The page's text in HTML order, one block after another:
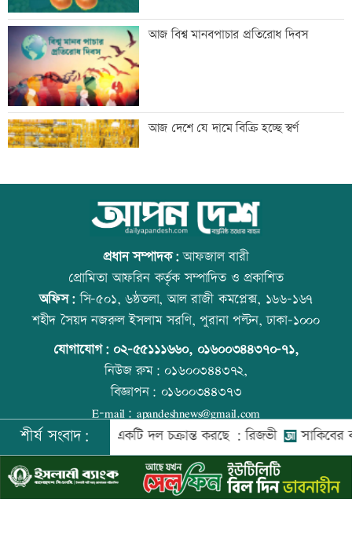
মেঘনার ভাঙনরোধে জিও ব্যাগ প্রকল্পে
অনিয়ম, এলাকাবাসীর মানববন্ধন
বাংলাদেশি পাঁচ হাজার কৃষি শ্রমিক নেবে
ওমান
স্বর্ণ খাতকে আনুষ্ঠানিক কাঠামোয় আনছে
সরকার, মতামত চাইল মন্ত্রণালয়
গবেষণা-দক্ষতা উন্নয়নে বাংলাদেশ-অস্ট্রেলিয়ার
নতুন উদ্যোগ
বিমানবন্দরে বাড়ছে নিরাপত্তা, বসছে অ্যান্টি-
ড্রোন সিস্টেম
প্রশিক্ষণার্থীদের সনদ দিলো কালীগঞ্জ
আজ বিশ্ব মানবপাচার প্রতিরোধ দিবস
আজ দেশে যে দামে বিক্রি হচ্ছে স্বর্ণ
আজ বিশ্ব বন্ধু দিবস
প্রতিমন্ত্রীকে ঘিরে ভাইরাল ভিডিওতে ছবি
জুড়ে অপপ্রচার: এলিন
বিশ্ব মাতৃদুগ্ধ দিবস আজ
আজ স্বর্ণ-রুপা যে দামে বিক্রি হচ্ছে
প্রধান সম্পাদক:আফজাল বারী
প্রোমিতা আফরিন কর্তৃক সম্পাদিত ও প্রকাশিত
অফিস:সি-৫০১, ৬ষ্ঠতলা, আল রাজী কমপ্লেক্স, ১৬৬-১৬৭
শহীদ সৈয়দ নজরুল ইসলাম সরণি, পুরানা পল্টন, ঢাকা-১০০০
যোগাযোগ: ০২-৫৫১১১৬৬০, ০১৬০০৩৪৪৩৭০-৭১,
নিউজ রুম:০১৬০০৩৪৪৩৭২,
বিজ্ঞাপন: ০১৬০০৩৪৪৩৭৩
E-mail: apandeshnews@gmail.com
©২০২৬ |আপন দেশ ডটকমকর্তৃক সর্বসত্ব ® সংরক্ষিত | উন্নয়নে
ইমিথমেকারস.কম
শীর্ষ সংবাদ:
দেশের বিরুদ্ধে একটি দল চক্রান্ত করছে : রিজভী সাকিবের